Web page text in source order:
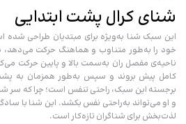
شنای کرال پشت ابتدایی
این سبک شنا به‌ویژه برای مبتدیان طراحی
خود را به‌طور متناوب و هماهنگ حرکت می‌دهد،
ناحیه‌ی مفصل ران به‌سمت بالا و پایین حرکت
کامل پیش بروند و سپس به‌طور همزمان به پشت
برجسته این سبک، راحتی تنفس است؛ چرا که سر
و او می‌تواند به‌راحتی نفس بکشد. این شنا با
لذت‌بخش برای شناگران تازه‌کار است.